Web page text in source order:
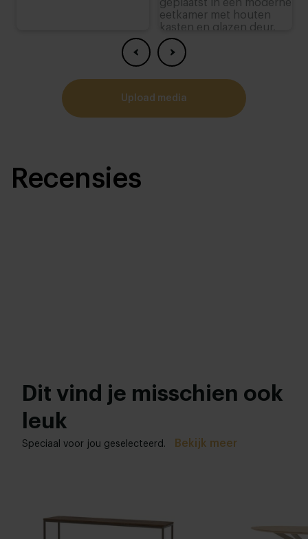
in het opvallende onderstel. Ronde vormen met
een ‘doorkijkje’ waarop het Deens ovale tafelblad
pronkstuk in huis waar je ook nog eens
functioneel gebruik van maakt. Een win-win dus!
upload media
Recensies
Dit vind je misschien ook
leuk
Speciaal voor jou geselecteerd. Bekijk meer